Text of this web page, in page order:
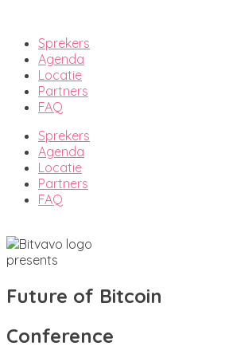
Sprekers
Agenda
Locatie
Partners
FAQ
Sprekers
Agenda
Locatie
Partners
FAQ
presents
Future of Bitcoin
Conference